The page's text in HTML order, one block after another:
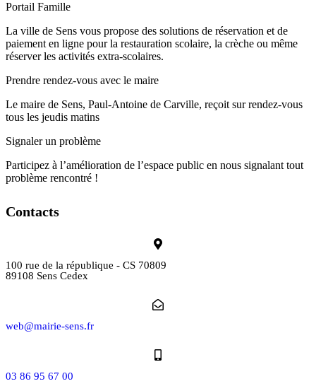
Portail Famille
La ville de Sens vous propose des solutions de réservation et de
paiement en ligne pour la restauration scolaire, la crèche ou même
réserver les activités extra-scolaires.
Prendre rendez-vous avec le maire
Le maire de Sens, Paul-Antoine de Carville, reçoit sur rendez-vous
tous les jeudis matins
Signaler un problème
Participez à l’amélioration de l’espace public en nous signalant tout
problème rencontré !
Contacts
100 rue de la république - CS 70809
89108 Sens Cedex
web@mairie-sens.fr
03 86 95 67 00